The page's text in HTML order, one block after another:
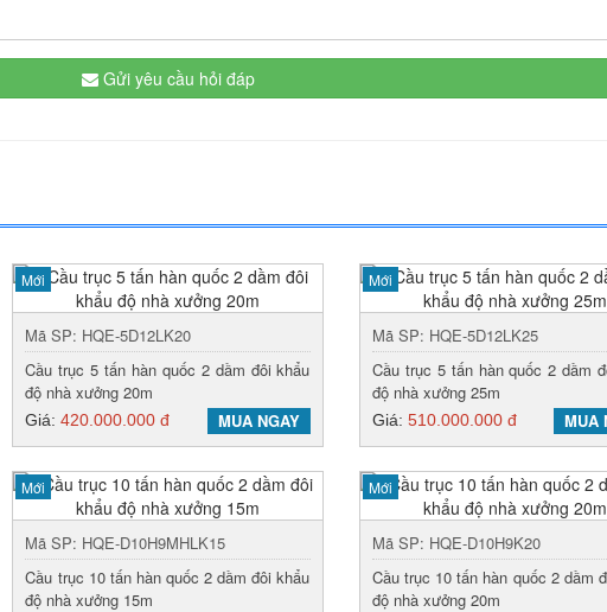
Gửi yêu cầu hỏi đáp
Mới
Mã SP: HQE-5D12LK20
Cầu trục 5 tấn hàn quốc 2 dầm đôi khẩu
độ nhà xưởng 20m
Giá:420.000.000 đ MUA NGAY
Mới
Mã SP: HQE-5D12LK25
Cầu trục 5 tấn hàn quốc 2 dầm
độ nhà xưởng 25m
Giá: 510.000.000 đ MUA
Mới
Mã SP: HQE-D10H9MHLK15
Cầu trục 10 tấn hàn quốc 2 dầm đôi khẩu
độ nhà xưởng 15m
Mới
Mã SP: HQE-D10H9K20
Cầu trục 10 tấn hàn quốc 2 dầm
độ nhà xưởng 20m